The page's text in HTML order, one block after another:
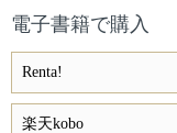
電子書籍で購入
Renta!
楽天kobo